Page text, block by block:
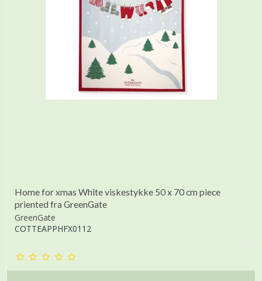
Home for xmas White viskestykke 50 x 70 cm piece
priented fra GreenGate
GreenGate
COTTEAPPHFX0112